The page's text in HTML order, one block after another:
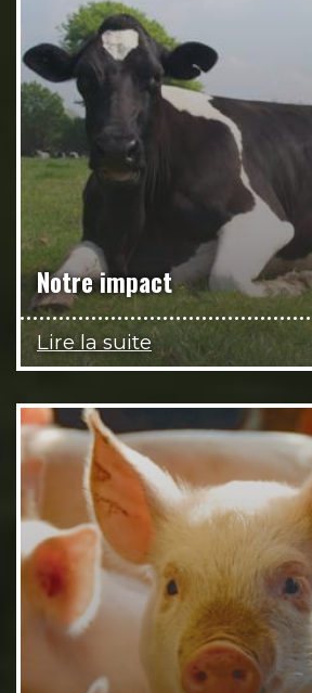
Notre impact
Lire la suite